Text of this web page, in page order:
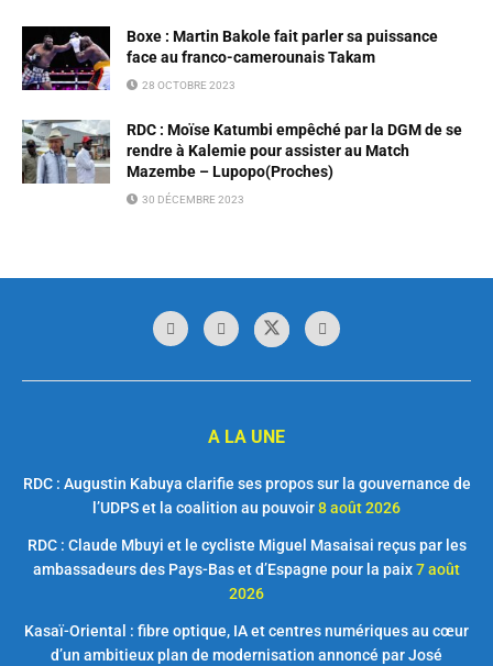
Boxe : Martin Bakole fait parler sa puissance
face au franco-camerounais Takam
28 OCTOBRE 2023
RDC : Moïse Katumbi empêché par la DGM de se
rendre à Kalemie pour assister au Match
Mazembe – Lupopo(Proches)
30 DÉCEMBRE 2023
A LA UNE
RDC : Augustin Kabuya clarifie ses propos sur la gouvernance de
l’UDPS et la coalition au pouvoir8 août 2026
RDC : Claude Mbuyi et le cycliste Miguel Masaisai reçus par les
ambassadeurs des Pays-Bas et d’Espagne pour la paix7 août
2026
Kasaï-Oriental : fibre optique, IA et centres numériques au cœur
d’un ambitieux plan de modernisation annoncé par José